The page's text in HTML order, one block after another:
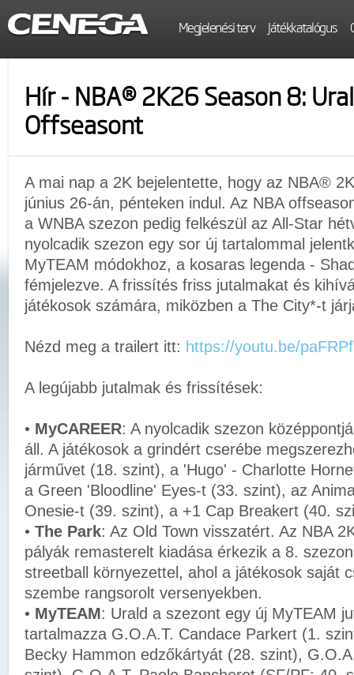
Megjelenési terv Játékkatalógus
Hír - NBA® 2K26 Season 8:
Offseasont
A mai nap a 2K bejelentette, hogy az NBA®
június 26-án, pénteken indul. Az NBA
a WNBA szezon pedig felkészül az All-Star
nyolcadik szezon egy sor új tartalommal
MyTEAM módokhoz, a kosaras legenda -
fémjelezve. A frissítés friss jutalmakat és
játékosok számára, miközben a The City*-t
Nézd meg a trailert itt: https://youtu.be/
A legújabb jutalmak és frissítések:
• MyCAREER: A nyolcadik szezon
áll. A játékosok a grindért cserébe
járművet (18. szint), a 'Hugo' - Charlotte
a Green 'Bloodline' Eyes-t (33. szint), az
Onesie-t (39. szint), a +1 Cap Breakert (40.
• The Park: Az Old Town visszatért. Az NBA
pályák remasterelt kiadása érkezik a 8.
streetball környezettel, ahol a játékosok saját
szembe rangsorolt versenyekben.
• MyTEAM: Urald a szezont egy új MyTEAM
tartalmazza G.O.A.T. Candace Parkert (1.
Becky Hammon edzőkártyát (28. szint),